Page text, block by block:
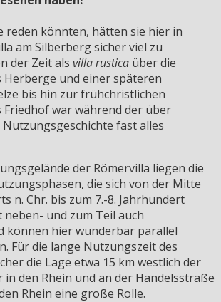
reden könnten, hätten sie hier in
am Silberberg sicher viel zu
der Zeit als villa rustica über die
Herberge und einer späteren
bis hin zur frühchristlichen
Friedhof war während der über
fast alles
der Römervilla liegen die
die sich von der Mitte
n. Chr. bis zum 7.-8. Jahrhundert
und zum Teil auch
können hier wunderbar parallel
Für die lange Nutzungszeit des
die Lage etwa 15 km westlich der
den Rhein und an der Handelsstraße
Rhein eine große Rolle.